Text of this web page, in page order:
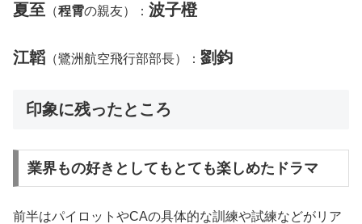
夏至 （程霄の親友）： 波子橙
江韜 （鷺洲航空飛行部部長）： 劉鈞
印象に残ったところ
業界もの好きとしてもとても楽しめたドラマ
前半はパイロットやCAの具体的な訓練や試練などがリア